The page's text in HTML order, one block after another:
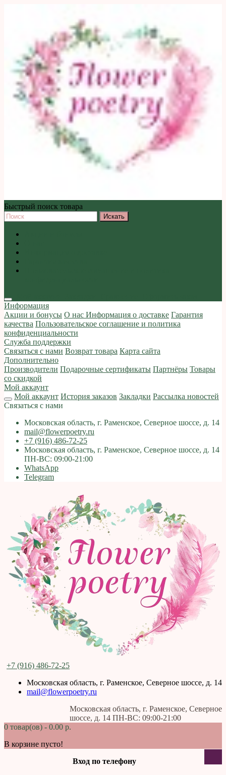
Быстрый поиск товара
Информация
Акции и бонусы О нас Информация о доставке Гарантия
качества Пользовательское соглашение и политика
конфиденциальности
Служба поддержки
Связаться с нами Возврат товара Карта сайта
Дополнительно
Производители Подарочные сертификаты Партнёры Товары
со скидкой
Мой аккаунт
Мой аккаунт История заказов Закладки Рассылка новостей
Связаться с нами
Московская область, г. Раменское, Северное шоссе, д. 14
mail@flowerpoetry.ru
+7 (916) 486-72-25
Московская область, г. Раменское, Северное шоссе, д. 14
ПН-ВС: 09:00-21:00
WhatsApp
Telegram
+7 (916) 486-72-25
Московская область, г. Раменское, Северное шоссе, д. 14
mail@flowerpoetry.ru
Московская область, г. Раменское, Северное
шоссе, д. 14 ПН-ВС: 09:00-21:00
0 товар(ов) - 0.00 р.
В корзине пусто!
Вход по телефону